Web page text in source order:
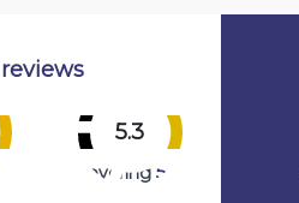
5.3
Levering 5.3